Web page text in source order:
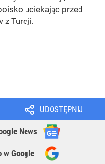
uciekając przed
z Turcji.
UDOSTĘPNIJ
News
w Google